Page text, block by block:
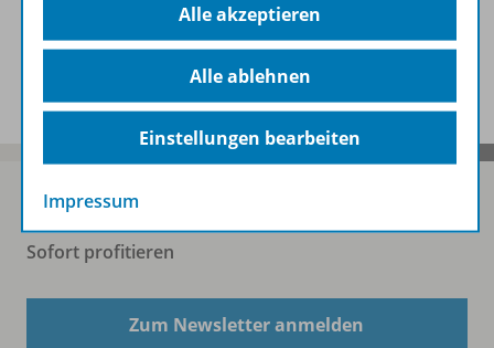
Sofort profitieren
Zum Newsletter anmelden
Alle akzeptieren
Alle ablehnen
Einstellungen bearbeiten
Impressum